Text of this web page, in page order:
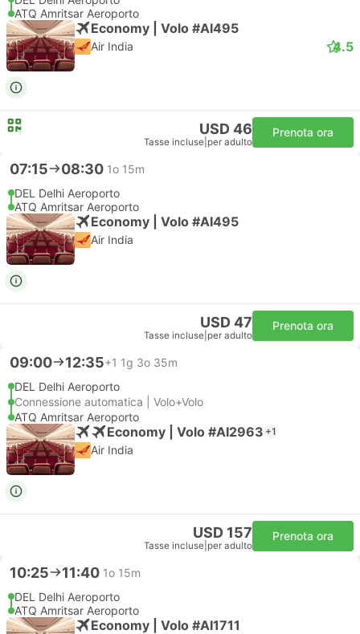
ATQ Amritsar Aeroporto
Economy | Volo #AI495
Air India 4.5
USD 46
Tasse incluse per adulto
Prenota ora
07:15 08:30 1o 15m
DEL Delhi Aeroporto
ATQ Amritsar Aeroporto
Economy | Volo #AI495
Air India
USD 47
Tasse incluse per adulto
Prenota ora
09:00 12:35+1 1g 3o 35m
DEL Delhi Aeroporto
Connessione automatica | Volo+Volo
ATQ Amritsar Aeroporto
Economy | Volo #AI2963 +1
Air India
USD 157
Tasse incluse per adulto
Prenota ora
10:25 11:40 1o 15m
DEL Delhi Aeroporto
ATQ Amritsar Aeroporto
Economy | Volo #AI1711